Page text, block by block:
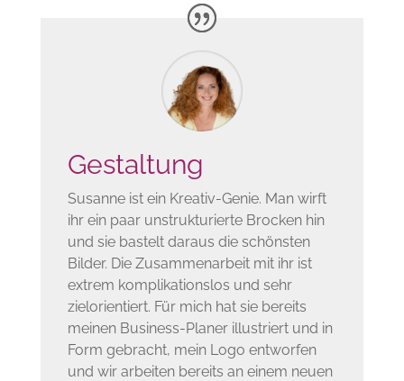
Gestaltung
Susanne ist ein Kreativ-Genie. Man wirft
ihr ein paar unstrukturierte Brocken hin
und sie bastelt daraus die schönsten
Bilder. Die Zusammenarbeit mit ihr ist
extrem komplikationslos und sehr
zielorientiert. Für mich hat sie bereits
meinen Business-Planer illustriert und in
Form gebracht, mein Logo entworfen
und wir arbeiten bereits an einem neuen